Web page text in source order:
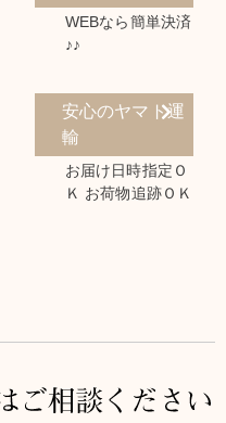
WEBなら簡単決済
♪♪
安心のヤマト運
輸
お届け日時指定Ｏ
Ｋ お荷物追跡ＯＫ